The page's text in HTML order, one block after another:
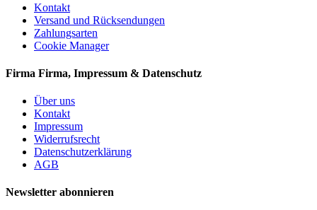
Kontakt
Versand und Rücksendungen
Zahlungsarten
Cookie Manager
Firma Firma, Impressum & Datenschutz
Über uns
Kontakt
Impressum
Widerrufsrecht
Datenschutzerklärung
AGB
Newsletter abonnieren